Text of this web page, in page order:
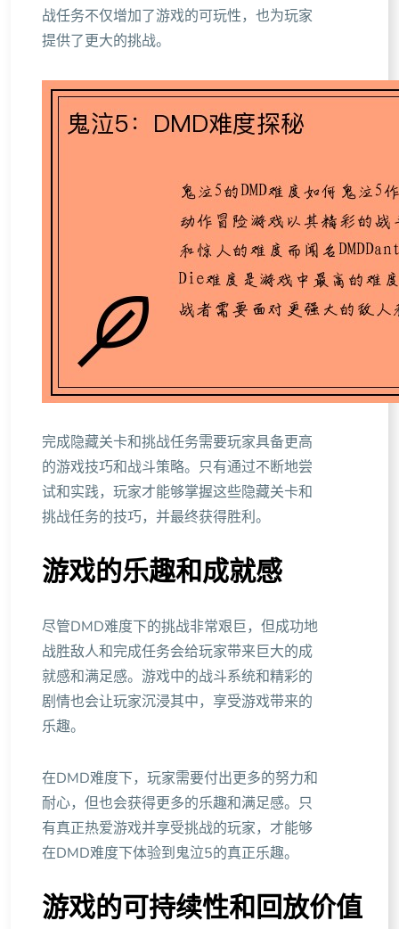
战任务不仅增加了游戏的可玩性，也为玩家
提供了更大的挑战。
完成隐藏关卡和挑战任务需要玩家具备更高
的游戏技巧和战斗策略。只有通过不断地尝
试和实践，玩家才能够掌握这些隐藏关卡和
挑战任务的技巧，并最终获得胜利。
游戏的乐趣和成就感
尽管DMD难度下的挑战非常艰巨，但成功地
战胜敌人和完成任务会给玩家带来巨大的成
就感和满足感。游戏中的战斗系统和精彩的
剧情也会让玩家沉浸其中，享受游戏带来的
乐趣。
在DMD难度下，玩家需要付出更多的努力和
耐心，但也会获得更多的乐趣和满足感。只
有真正热爱游戏并享受挑战的玩家，才能够
在DMD难度下体验到鬼泣5的真正乐趣。
游戏的可持续性和回放价值